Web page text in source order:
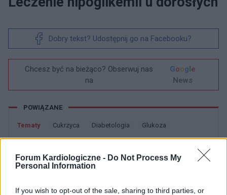
Forum Kardiologiczne - Do Not Process My
Personal Information
If you wish to opt-out of the sale, sharing to third parties, or
Dobry tekst? Udostępnij go na Facebooku?
Chcesz być na bieżąco? Obserwuj nas
na
Google
News
POWIĄZANE
Tematy Cukrzyca Diabetologia Glukoza
Zobacz także w języku
deutsch